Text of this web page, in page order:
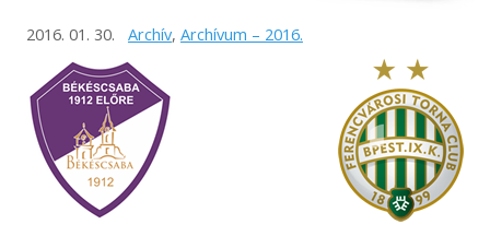
2016. 01. 30. Archív, Archívum – 2016.